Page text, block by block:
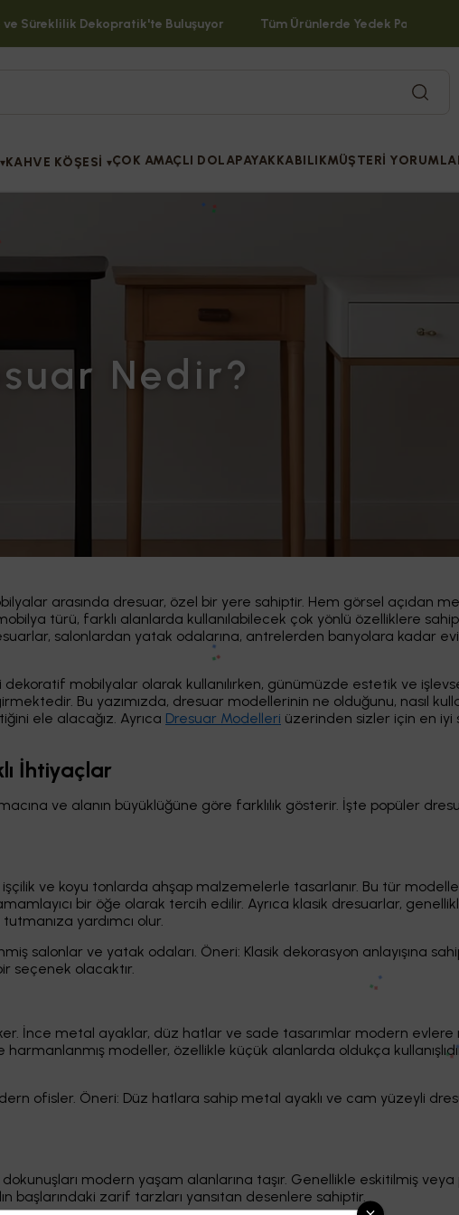
Süreklilik Dekopratik'te Buluşuyor Tüm Ürünlerde Yedek Parça Desteği!
▾KAHVE KÖŞESİ ▾ÇOK AMAÇLI DOLAPAYAKKABILIKMÜŞTERİ
Nedir?
arasında dresuar, özel bir yere sahiptir. Hem görsel açıdan
türü, farklı alanlarda kullanılabilecek çok yönlü özelliklere
salonlardan yatak odalarına, antrelerden banyolara kadar
mobilyalar olarak kullanılırken, günümüzde estetik ve
Bu yazımızda, dresuar modellerinin ne olduğunu, nasıl
ele alacağız. Ayrıca Dresuar Modelleri üzerinden sizler için en iyi
İhtiyaçlar
ve alanın büyüklüğüne göre farklılık gösterir. İşte popüler
ve koyu tonlarda ahşap malzemelerle tasarlanır. Bu tür
bir öğe olarak tercih edilir. Ayrıca klasik dresuarlar,
yardımcı olur.
salonlar ve yatak odaları. Öneri: Klasik dekorasyon anlayışına
seçenek olacaktır.
İnce metal ayaklar, düz hatlar ve sade tasarımlar modern
modeller, özellikle küçük alanlarda oldukça
ofisler. Öneri: Düz hatlara sahip metal ayaklı ve cam yüzeyli
modern yaşam alanlarına taşır. Genellikle eskitilmiş
başlarındaki zarif tarzları yansıtan desenlere sahiptir.